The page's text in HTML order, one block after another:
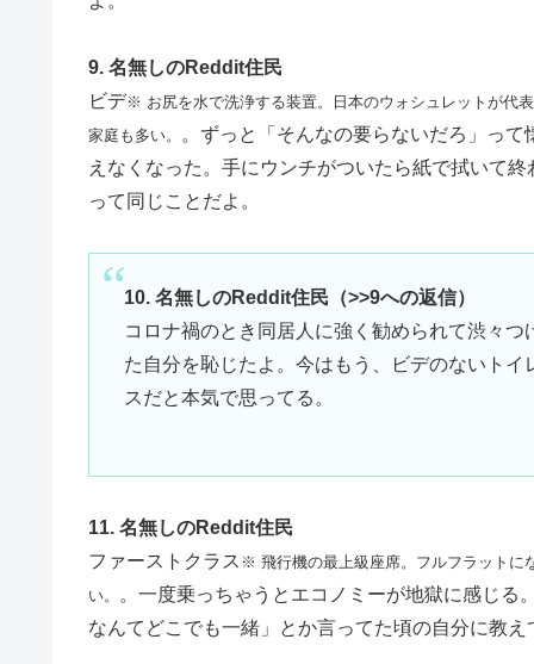
9. 名無しのReddit住民
ビデ※ お尻を水で洗浄する装置。日本のウォシュレットが代
家庭も多い。 。ずっと「そんなの要らないだろ」っ
えなくなった。手にウンチがついたら紙で拭いて
って同じことだよ。
10. 名無しのReddit住民（>>9への返信）
コロナ禍のとき同居人に強く勧められて渋々
た自分を恥じたよ。今はもう、ビデのないト
スだと本気で思ってる。
11. 名無しのReddit住民
ファーストクラス ※ 飛行機の最上級座席。フルフラットに
い。
。一度乗っちゃうとエコノミーが地獄に感じる
なんてどこでも一緒」とか言ってた頃の自分に教